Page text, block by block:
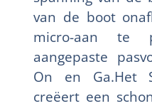
van de boot
micro-aan te
aangepaste
On en Ga.Het
creëert een